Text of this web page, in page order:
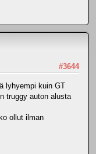
#3644
lyhyempi kuin GT
truggy auton alusta
ollut ilman